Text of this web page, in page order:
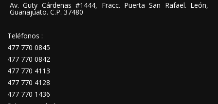
Av. Guty Cárdenas #1444, Fracc. Puerta San Rafael. León,
Guanajuato. C.P. 37480
Teléfonos :
477 770 0845
477 770 0842
477 770 4113
477 770 4128
477 770 1436